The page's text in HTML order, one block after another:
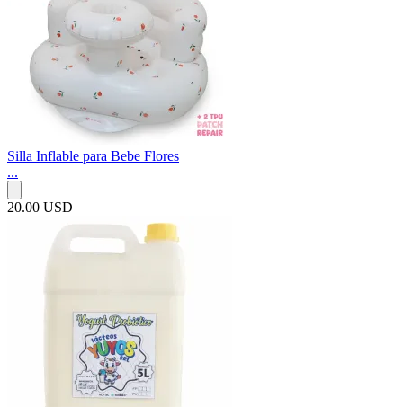
Silla Inflable para Bebe Flores
...
20.00 USD